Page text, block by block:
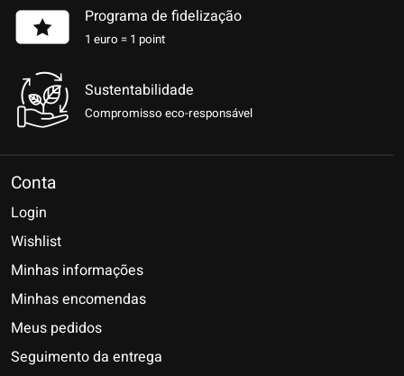
Programa de fidelização
1 euro = 1 point
Sustentabilidade
Compromisso eco-responsável
Conta
Login
Wishlist
Minhas informações
Minhas encomendas
Meus pedidos
Seguimento da entrega